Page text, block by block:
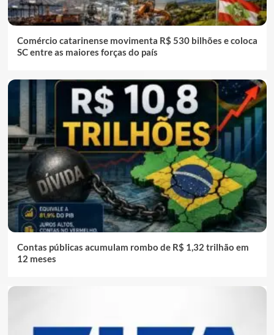
Comércio catarinense movimenta R$ 530 bilhões e coloca
SC entre as maiores forças do país
Contas públicas acumulam rombo de R$ 1,32 trilhão em
12 meses